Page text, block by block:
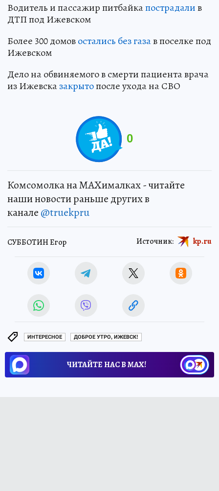
Водитель и пассажир питбайкапострадалив
ДТП под Ижевском
Более 300 домовостались без газав поселке под
Ижевском
Дело на обвиняемого в смерти пациента врача
из Ижевсказакрытопосле ухода на СВО
0
Комсомолка на MAXималках - читайте
наши новости раньше других в
канале @truekpru
СУББОТИН Егор Источник: kp.ru
ИНТЕРЕСНОЕ ДОБРОЕ УТРО, ИЖЕВСК!
ЧИТАЙТЕ НАС В МАХ!